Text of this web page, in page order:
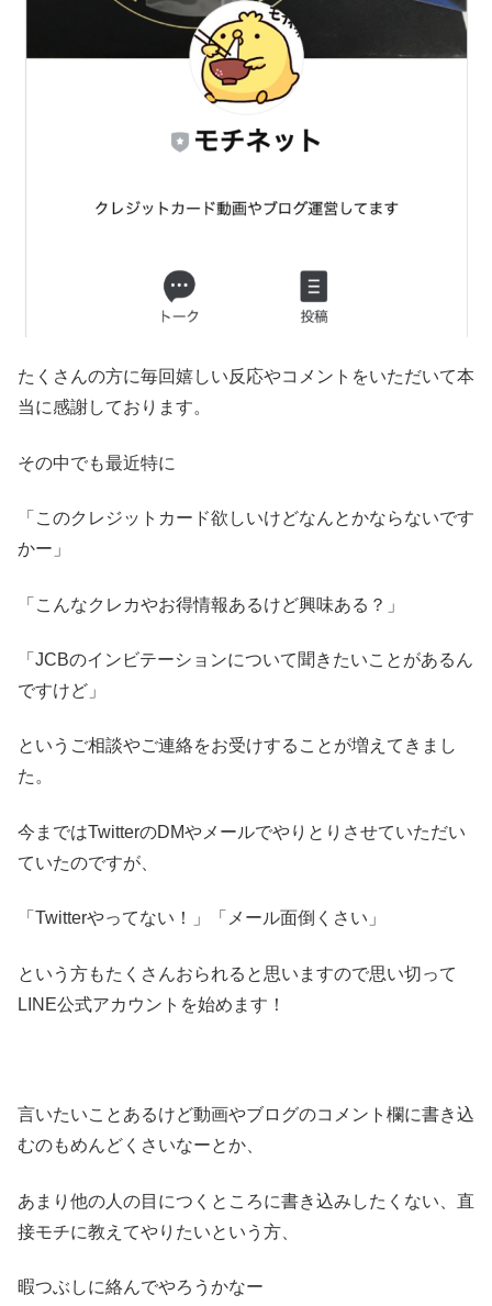
たくさんの方に毎回嬉しい反応やコメントをいただいて本
当に感謝しております。
その中でも最近特に
「このクレジットカード欲しいけどなんとかならないです
かー」
「こんなクレカやお得情報あるけど興味ある？」
「JCBのインビテーションについて聞きたいことがあるん
ですけど」
というご相談やご連絡をお受けすることが増えてきまし
た。
今まではTwitterのDMやメールでやりとりさせていただい
ていたのですが、
「Twitterやってない！」「メール面倒くさい」
という方もたくさんおられると思いますので思い切って
LINE公式アカウントを始めます！
言いたいことあるけど動画やブログのコメント欄に書き込
むのもめんどくさいなーとか、
あまり他の人の目につくところに書き込みしたくない、直
接モチに教えてやりたいという方、
暇つぶしに絡んでやろうかなー